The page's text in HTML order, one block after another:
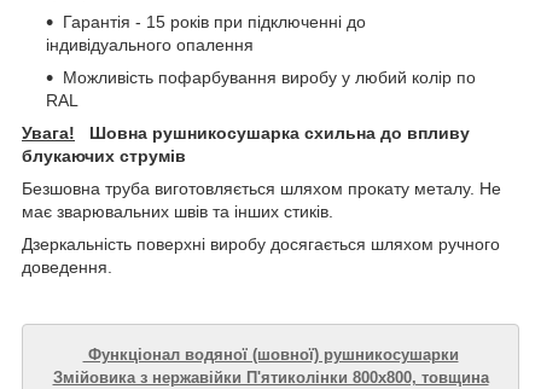
Гарантія - 15 років при підключенні до
індивідуального опалення
Можливість пофарбування виробу у любий колір по
RAL
Увага! Шовна рушникосушарка схильна до впливу
блукаючих струмів
Безшовна труба виготовляється шляхом прокату металу. Не
має зварювальних швів та інших стиків.
Дзеркальність поверхні виробу досягається шляхом ручного
доведення.
Функціонал водяної (шовної) рушникосушарки
Змійовика з нержавійки П'ятиколінки 800х800, товщина